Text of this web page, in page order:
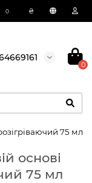
0 ₴
0
75 мл
основі
75 мл